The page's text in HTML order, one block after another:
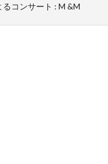
コンサート : M &M